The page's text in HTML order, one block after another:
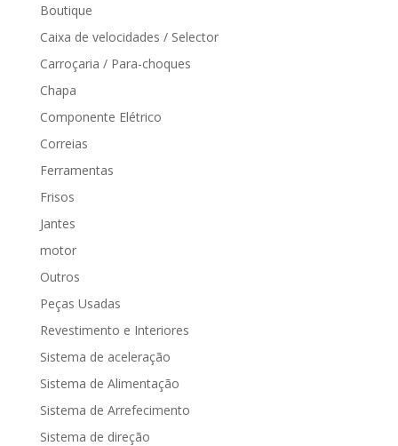
Boutique
Caixa de velocidades / Selector
Carroçaria / Para-choques
Chapa
Componente Elétrico
Correias
Ferramentas
Frisos
Jantes
motor
Outros
Peças Usadas
Revestimento e Interiores
Sistema de aceleração
Sistema de Alimentação
Sistema de Arrefecimento
Sistema de direção